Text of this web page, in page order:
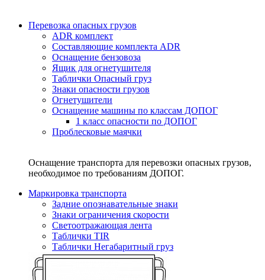
Перевозка опасных грузов
ADR комплект
Составляющие комплекта ADR
Оснащение бензовоза
Ящик для огнетушителя
Таблички Опасный груз
Знаки опасности грузов
Огнетушители
Оснащение машины по классам ДОПОГ
1 класс опасности по ДОПОГ
Проблесковые маячки
Оснащение транспорта для перевозки опасных грузов,
необходимое по требованиям ДОПОГ.
Маркировка транспорта
Задние опознавательные знаки
Знаки ограничения скорости
Светоотражающая лента
Таблички TIR
Таблички Негабаритный груз